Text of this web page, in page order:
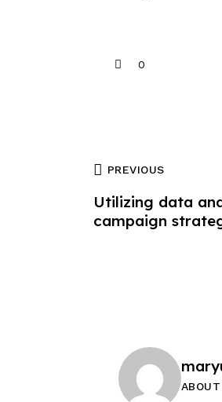
0
PREVIOUS
Utilizing data
campaign